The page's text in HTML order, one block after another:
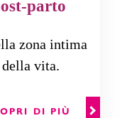
parto
zona intima
vita.
DI PIÙ